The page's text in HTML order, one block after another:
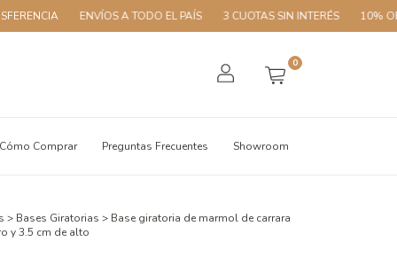
ENVÍOS A TODO EL PAÍS 3 CUOTAS SIN INTERÉS 10% OFF CON
0
Cómo Comprar Preguntas Frecuentes Showroom
> Bases Giratorias > Base giratoria de marmol de carrara
y 3.5 cm de alto